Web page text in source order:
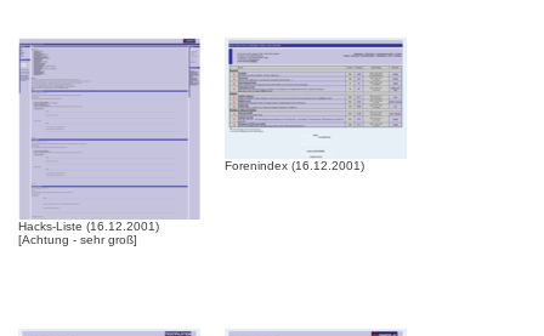
Hacks-Liste (16.12.2001)
[Achtung - sehr groß]
Forenindex (16.12.2001)